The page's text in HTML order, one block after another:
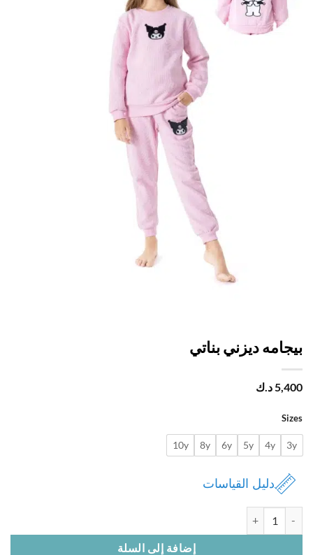
ديزني بناتي
د.ك
4y
5y
6y
8y
10y
دليل القياسات
إضافة إلى السلة